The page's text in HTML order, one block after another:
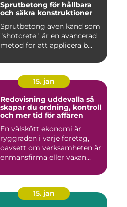
Sprutbetong för hållbara
och säkra konstruktioner
Sprutbetong även känd som
"shotcrete", är en avancerad
metod för att applicera b...
15. jan
Redovisning uddevalla så
skapar du ordning, kontroll
och mer tid för affären
En välskött ekonomi är
ryggraden i varje företag,
oavsett om verksamheten är
enmansfirma eller växan...
15. jan